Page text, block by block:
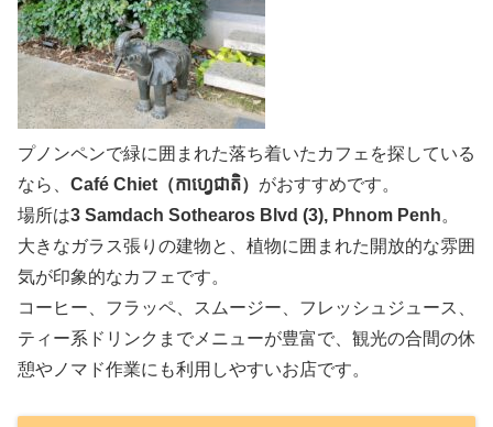
プノンペンで緑に囲まれた落ち着いたカフェを探している
なら、 Café Chiet（កាហ្វេជាតិ） がおすすめです。
場所は3 Samdach Sothearos Blvd (3), Phnom Penh。
大きなガラス張りの建物と、植物に囲まれた開放的な雰囲
気が印象的なカフェです。
コーヒー、フラッペ、スムージー、フレッシュジュース、
ティー系ドリンクまでメニューが豊富で、観光の合間の休
憩やノマド作業にも利用しやすいお店です。